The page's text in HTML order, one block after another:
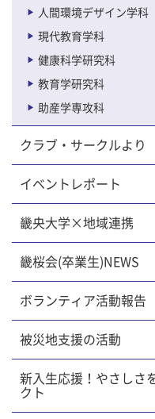
人間環境デザイン学科
現代教育学科
健康科学研究科
教育学研究科
助産学専攻科
クラブ・サークルより
イベントレポート
畿央大学×地域連携
畿桜会(卒業生)NEWS
ボランティア活動報告
被災地支援の活動
新入生応援！やさしさ
クト